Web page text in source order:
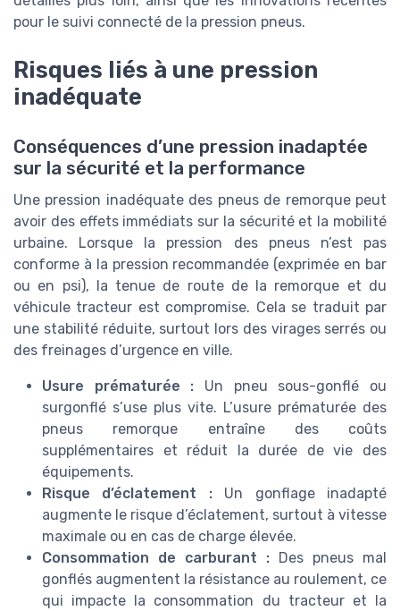
pour le suivi connecté de la pression pneus.
Risques liés à une pression
inadéquate
Conséquences d’une pression inadaptée
sur la sécurité et la performance
Une pression inadéquate des pneus de remorque peut
avoir des effets immédiats sur la sécurité et la mobilité
urbaine. Lorsque la pression des pneus n’est pas
conforme à la pression recommandée (exprimée en bar
ou en psi), la tenue de route de la remorque et du
véhicule tracteur est compromise. Cela se traduit par
une stabilité réduite, surtout lors des virages serrés ou
des freinages d’urgence en ville.
Usure prématurée : Un pneu sous-gonflé ou
surgonflé s’use plus vite. L’usure prématurée des
pneus remorque entraîne des coûts
supplémentaires et réduit la durée de vie des
équipements.
Risque d’éclatement :Un gonflage inadapté
augmente le risque d’éclatement, surtout à vitesse
maximale ou en cas de charge élevée.
Consommation de carburant : Des pneus mal
gonflés augmentent la résistance au roulement, ce
qui impacte la consommation du tracteur et la